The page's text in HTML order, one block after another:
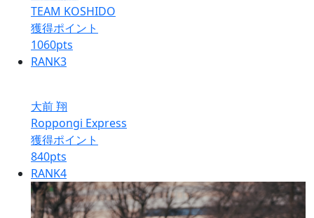
TEAM KOSHIDO
獲得ポイント
1060pts
RANK3
大前 翔
Roppongi Express
獲得ポイント
840pts
RANK4